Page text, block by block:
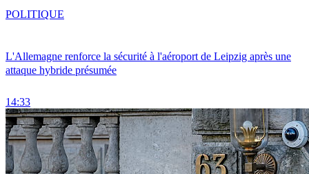
L'Allemagne renforce la sécurité à l'aéroport de Leipzig après une
attaque hybride présumée
14:33
POLITIQUE